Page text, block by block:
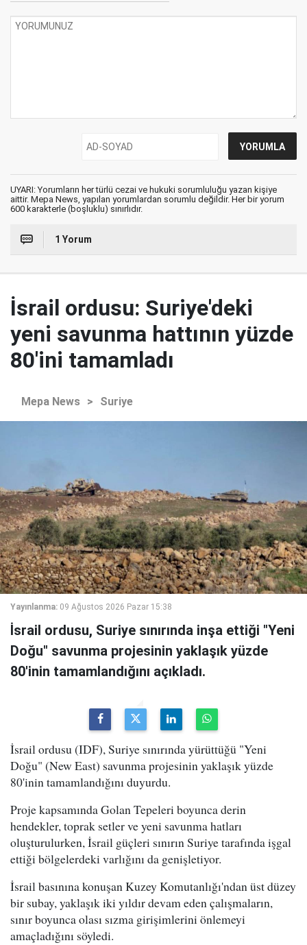
UYARI: Yorumların her türlü cezai ve hukuki sorumluluğu yazan kişiye
aittir. Mepa News, yapılan yorumlardan sorumlu değildir. Her bir yorum
600 karakterle (boşluklu) sınırlıdır.
1 Yorum
İsrail ordusu: Suriye'deki
yeni savunma hattının yüzde
80'ini tamamladı
Mepa News > Suriye
Yayınlanma: 09 Ağustos 2026 Pazar 15:38
İsrail ordusu, Suriye sınırında inşa ettiği "Yeni
Doğu" savunma projesinin yaklaşık yüzde
80'inin tamamlandığını açıkladı.
İsrail ordusu (IDF), Suriye sınırında yürüttüğü "Yeni
Doğu" (New East) savunma projesinin yaklaşık yüzde
80'inin tamamlandığını duyurdu.
Proje kapsamında Golan Tepeleri boyunca derin
hendekler, toprak setler ve yeni savunma hatları
oluşturulurken, İsrail güçleri sınırın Suriye tarafında işgal
ettiği bölgelerdeki varlığını da genişletiyor.
İsrail basınına konuşan Kuzey Komutanlığı'ndan üst düzey
bir subay, yaklaşık iki yıldır devam eden çalışmaların,
sınır boyunca olası sızma girişimlerini önlemeyi
amaçladığını söyledi.